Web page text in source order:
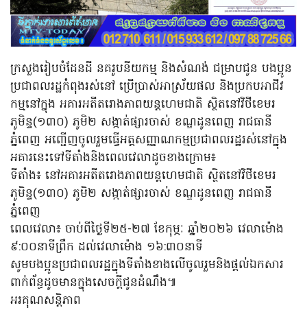
ក្រសួងរៀបចំដែនដី នគរូបនីយកម្ម និងសំណង់ ជម្រាបជូន បងប្អូន
ប្រជាពលរដ្ឋកំពុងរស់នៅ ប្រើប្រាស់អាស្រ័យផល និងប្រកបអាជីវ
កម្មនៅក្នុង អគារអតីតរោងភាពយន្តហេមជាតិ ស្ថិតនៅវិថីខេមរ
ភូមិន្ទ(១៣០) ភូមិ២ សង្កាត់ផ្សារចាស់ ខណ្ឌដូនពេញ រាជធានី
ភ្នំពេញ អញ្ជើញចូលរួមធ្វើអត្តសញ្ញាណកម្មប្រជាពលរដ្ឋរស់នៅក្នុង
អគារនេះទៅទីតាំងនិងពេលវេលាដូចខាងក្រោម៖
ទីតាំង៖ នៅអគារអតីតរោងភាពយន្តហេមជាតិ ស្ថិតនៅវិថីខេមរ
ភូមិន្ទ(១៣០) ភូមិ២ សង្កាត់ផ្សារចាស់ ខណ្ឌដូនពេញ រាជធានី
ភ្នំពេញ
ពេលវេលា៖ ចាប់ពីថ្ងៃទី២៥-២៧ ខែកុម្ភៈ ឆ្នាំ២០២៦ វេលាម៉ោង
៩:០០នាទីព្រឹក ដល់វេលាម៉ោង ១៦:៣០នាទី
សូមបងប្អូនប្រជាពលរដ្ឋក្នុងទីតាំងខាងលើចូលរួមនិងផ្តល់ឯកសារ
ពាក់ព័ន្ធដូចមានក្នុងសេចក្តីជូនដំណឹង៕
អរគុណសន្តិភាព